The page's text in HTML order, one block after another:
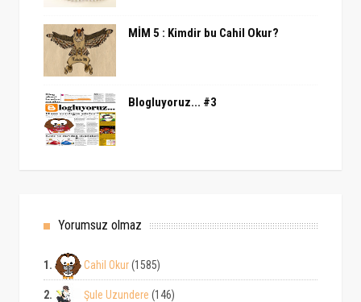
MİM 5 : Kimdir bu Cahil Okur?
Blogluyoruz... #3
Yorumsuz olmaz
1. Cahil Okur(1585)
2. Şule Uzundere (146)